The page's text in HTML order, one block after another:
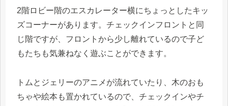
2階ロビー階のエスカレーター横にちょっとしたキッ
ズコーナーがあります。チェックインフロントと同
じ階ですが、フロントから少し離れているので子ど
もたちも気兼ねなく遊ぶことができます。
トムとジェリーのアニメが流れていたり、木のおも
ちゃや絵本も置かれているので、チェックインやチ